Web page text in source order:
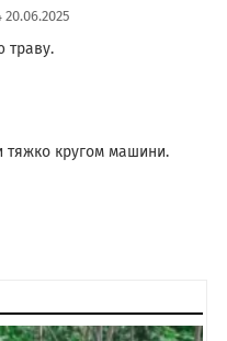
20.06.2025
траву.
тяжко кругом машини.